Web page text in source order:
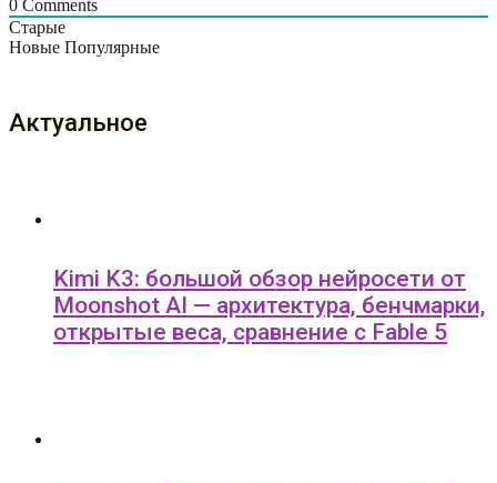
0 Comments
Старые
Новые Популярные
Актуальное
Kimi K3: большой обзор нейросети от
Moonshot AI — архитектура, бенчмарки,
открытые веса, сравнение с Fable 5